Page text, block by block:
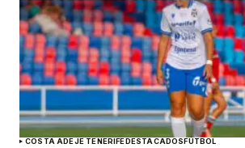
COSTA ADEJE TENERIFEDESTACADOSFÚTBOL